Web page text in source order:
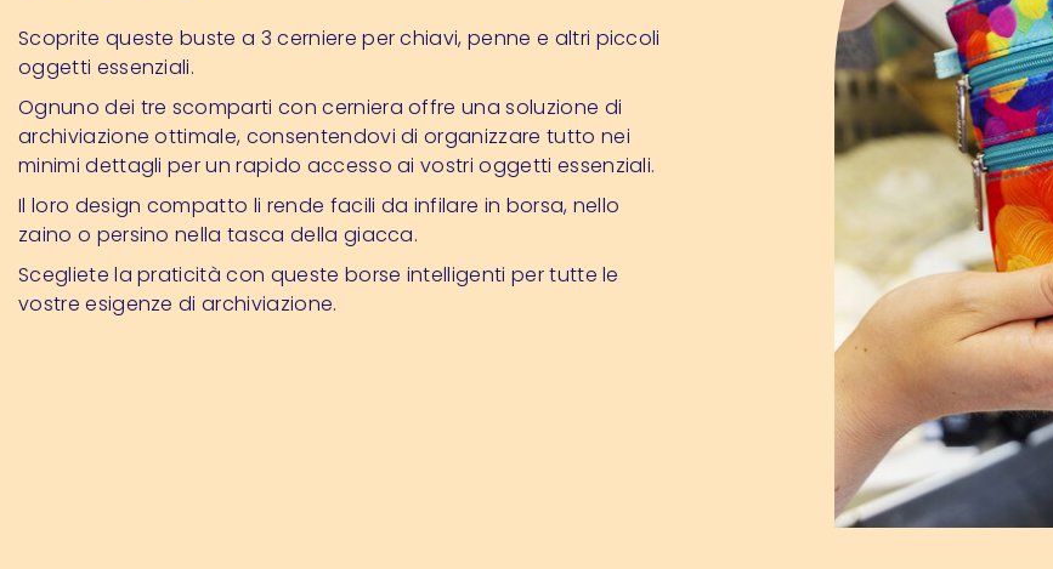
Scoprite queste buste a 3 cerniere per chiavi, penne e altri piccoli
oggetti essenziali.
Ognuno dei tre scomparti con cerniera offre una soluzione di
archiviazione ottimale, consentendovi di organizzare tutto nei
minimi dettagli per un rapido accesso ai vostri oggetti essenziali.
Il loro design compatto li rende facili da infilare in borsa, nello
zaino o persino nella tasca della giacca.
Scegliete la praticità con queste borse intelligenti per tutte le
vostre esigenze di archiviazione.